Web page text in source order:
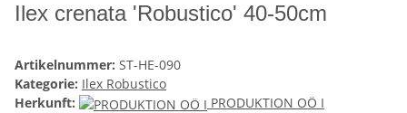
Ilex crenata 'Robustico' 40-50cm
Artikelnummer: ST-HE-090
Kategorie: Ilex Robustico
Herkunft:
PRODUKTION OÖ I